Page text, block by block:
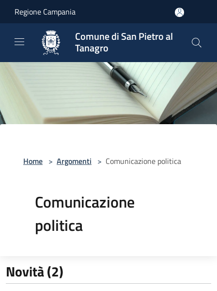
Regione Campania
Comune di San Pietro al
Tanagro
Home > Argomenti > Comunicazione politica
Comunicazione
politica
Novità (2)